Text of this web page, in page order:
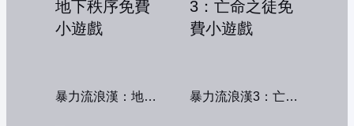
暴力流浪漢：地下秩序 暴力流浪漢3：亡命之徒